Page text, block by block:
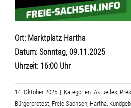
Ort: Marktplatz Hartha
Datum: Sonntag, 09.11.2025
Uhrzeit: 16:00 Uhr
14. Oktober 2025 | Kategorien: Aktuelles,
Bürgerprotest, Freie Sachsen, Hartha,